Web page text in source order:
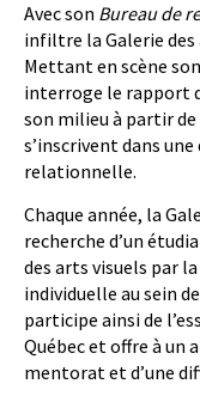
Avec son Bureau de
infiltre la Galerie des
Mettant en scène
interroge le rapport
son milieu à partir
s’inscrivent dans
relationnelle.
Chaque année, la
recherche d’un
des arts visuels par
individuelle au sein
participe ainsi de
Québec et offre à un
mentorat et d’une